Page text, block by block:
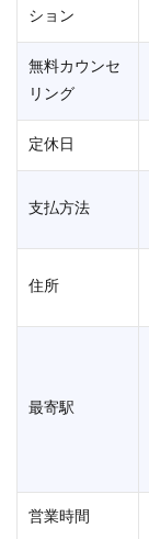
ション
無料カウンセ
リング
定休日
支払方法
住所
最寄駅
営業時間